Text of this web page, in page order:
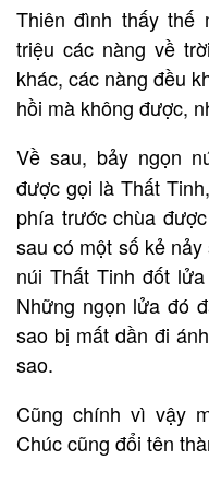
Thiên đình thấy thế
triệu các nàng về
khác, các nàng đều
hồi mà không được,
Về sau, bảy ngọn
được gọi là Thất
phía trước chùa
sau có một số kẻ
núi Thất Tinh đốt
Những ngọn lửa đó
sao bị mất dần đi
sao.
Cũng chính vì vậy
Chúc cũng đổi tên